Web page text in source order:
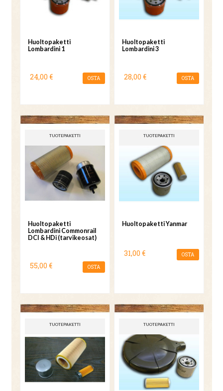
Huoltopaketti
Lombardini 1
24,00 € OSTA
Huoltopaketti
Lombardini 3
28,00 € OSTA
TUOTEPAKETTI
Huoltopaketti
Lombardini Commonrail
DCI & HDi (tarvikeosat)
55,00 € OSTA
TUOTEPAKETTI
Huoltopaketti Yanmar
31,00 € OSTA
TUOTEPAKETTI TUOTEPAKETTI